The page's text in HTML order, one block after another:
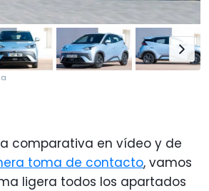
comparativa en vídeo y de
toma de contacto, vamos
ligera todos los apartados